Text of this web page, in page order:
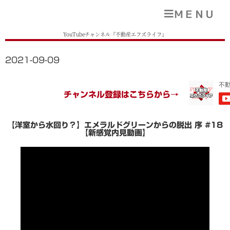
ＭＥＮＵ
YouTubeチャンネル『不動産エフズライフ』
2021-09-09
チャンネル登録はこちらから→
【洋室から水回り？】エメラルドグリーンからの脱出 序 #18
【新感覚内見動画】